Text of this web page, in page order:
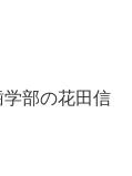
部の花田信